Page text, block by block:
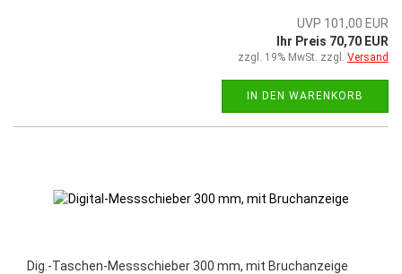
UVP 101,00 EUR
Ihr Preis 70,70 EUR
zzgl. 19% MwSt. zzgl. Versand
IN DEN WARENKORB
Dig.-Taschen-Messschieber 300 mm, mit Bruchanzeige